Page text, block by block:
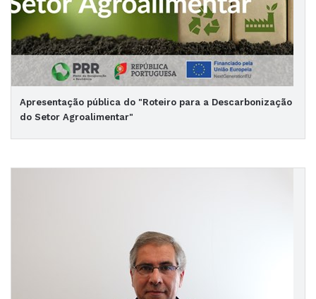
Apresentação pública do "Roteiro para a Descarbonização
do Setor Agroalimentar"